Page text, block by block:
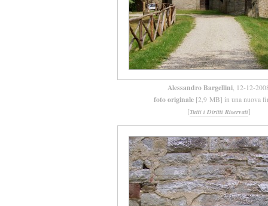
Alessandro Bargellini, 12-12-
foto originale [2,9 MB] in una nuova
[Tutti i Diritti Riservati]